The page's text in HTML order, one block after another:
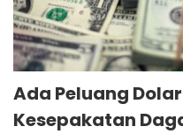
Ada Peluang
Kesepakatan